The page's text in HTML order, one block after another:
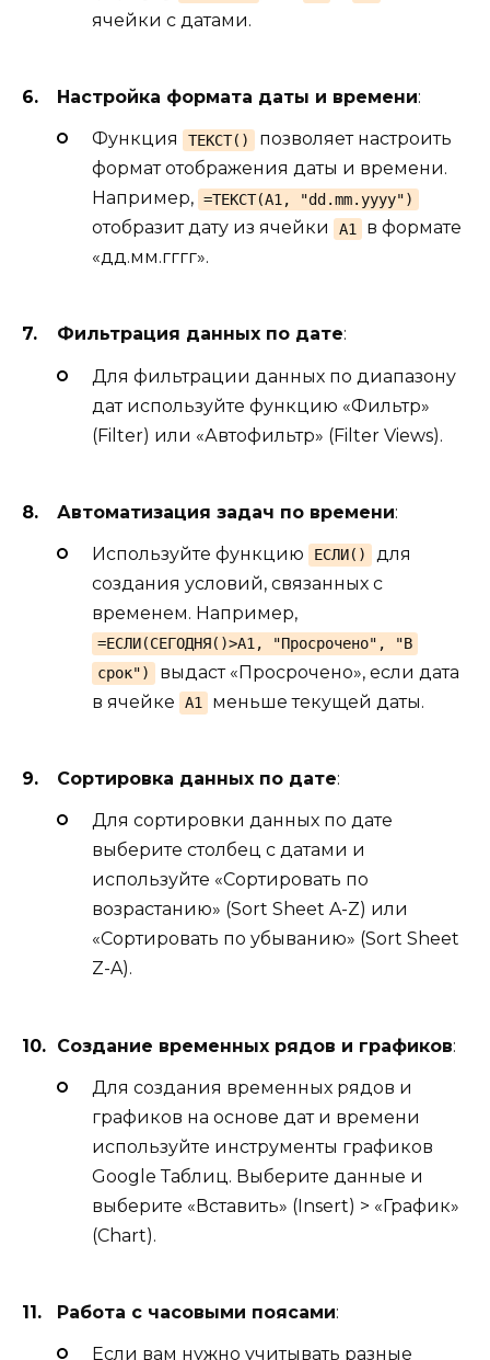
ячейки с датами.
Настройка формата даты и времени:
Функция ТЕКСТ()
позволяет настроить
формат отображения даты и времени.
Например, =ТЕКСТ(A1, "dd.mm.yyyy")
отобразит дату из ячейки A1
в формате
«дд.мм.гггг».
Фильтрация данных по дате:
Для фильтрации данных по диапазону
дат используйте функцию «Фильтр»
(Filter) или «Автофильтр» (Filter Views).
Автоматизация задач по времени:
Используйте функцию ЕСЛИ()
для
создания условий, связанных с
временем. Например,
=ЕСЛИ(СЕГОДНЯ()>A1, "Просрочено", "В
срок")
выдаст «Просрочено», если дата
в ячейке
A1 меньше текущей даты.
Сортировка данных по дате:
Для сортировки данных по дате
выберите столбец с датами и
используйте «Сортировать по
возрастанию» (Sort Sheet A-Z) или
«Сортировать по убыванию» (Sort Sheet
Z-A).
Создание временных рядов и графиков:
Для создания временных рядов и
графиков на основе дат и времени
используйте инструменты графиков
Google Таблиц. Выберите данные и
выберите «Вставить» (Insert) > «График»
(Chart).
Работа с часовыми поясами:
Если вам нужно учитывать разные